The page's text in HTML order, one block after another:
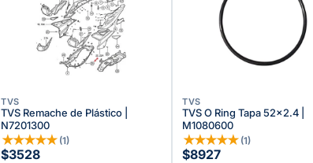
TVS
TVS Remache de Plástico |
N7201300
★★★★★ (1)
$3528
TVS
TVS O Ring Tapa 52x2.4 |
M1080600
★★★★★ (1)
$8927